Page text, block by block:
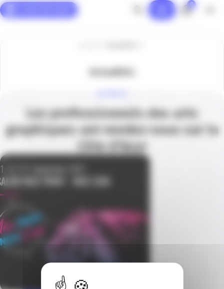
0
Actualités
Les professionnels des arts
graphiques ont rendez-vous sur la
Côte d’Azur
Panneau de gestion des cookies